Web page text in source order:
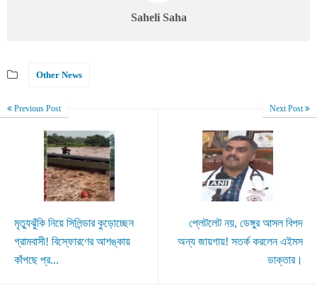
Saheli Saha
Other News
Previous Post
মৃত্যুঝুঁকি নিয়ে সিলিন্ডার কুড়োচ্ছেন
গ্রামবাসী! বিস্ফোরণের আশঙ্কায়
কাঁপছে প্র...
Next Post
প্লেটলেট নয়, ডেঙ্গুর আসল বিপদ
অন্য জায়গায়! সতর্ক করলেন এইমস
ডাক্তার।